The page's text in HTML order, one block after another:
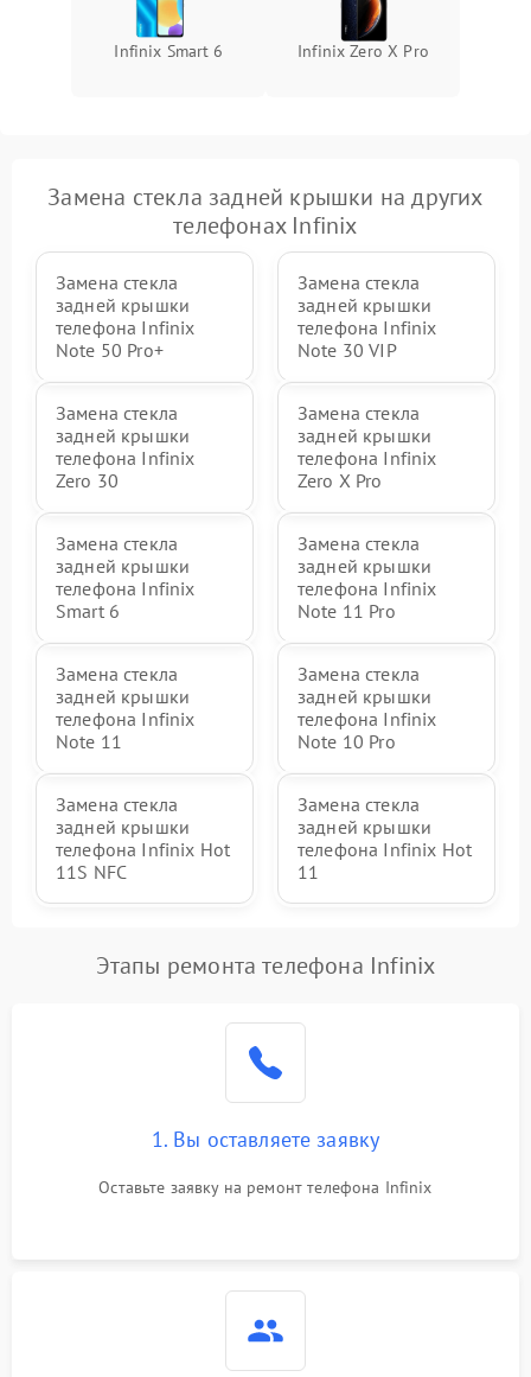
Infinix Smart 6 Infinix Zero X Pro
Замена стекла задней крышки на других
телефонах Infinix
Замена стекла
задней крышки
телефона Infinix
Note 50 Pro+
Замена стекла
задней крышки
телефона Infinix
Note 30 VIP
Замена стекла
задней крышки
телефона Infinix
Zero 30
Замена стекла
задней крышки
телефона Infinix
Zero X Pro
Замена стекла
задней крышки
телефона Infinix
Smart 6
Замена стекла
задней крышки
телефона Infinix
Note 11 Pro
Замена стекла
задней крышки
телефона Infinix
Note 11
Замена стекла
задней крышки
телефона Infinix
Note 10 Pro
Замена стекла
задней крышки
телефона Infinix Hot
11S NFC
Замена стекла
задней крышки
телефона Infinix Hot
11
Этапы ремонта телефона Infinix
1. Вы оставляете заявку
Оставьте заявку на ремонт телефона Infinix